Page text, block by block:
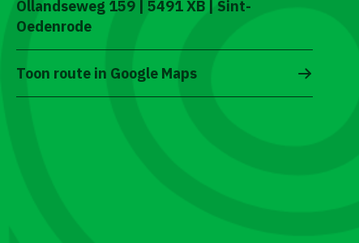
Ollandseweg 159 | 5491 XB | Sint-
Oedenrode
Toon route in Google Maps